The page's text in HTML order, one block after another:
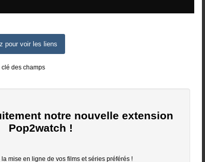
pour voir les liens
clé des champs
notre nouvelle extension
Pop2watch !
mise en ligne de vos films et séries préférés !